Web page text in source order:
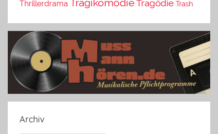
Thrillerdrama TragikomödieTragödie Trash
Archiv